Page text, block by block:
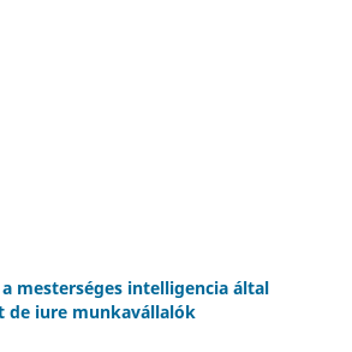
mesterséges intelligencia által
de iure munkavállalók